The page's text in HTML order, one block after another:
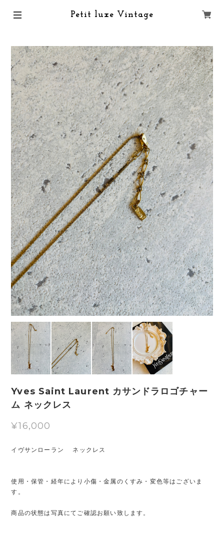
Petit luxe Vintage
Yves Saint Laurent カサンドラロゴチャー
ム ネックレス
¥16,000
イヴサンローラン ネックレス
使用・保管・経年により小傷・金属のくすみ・変色等はございま
す。
商品の状態は写真にてご確認お願い致します。